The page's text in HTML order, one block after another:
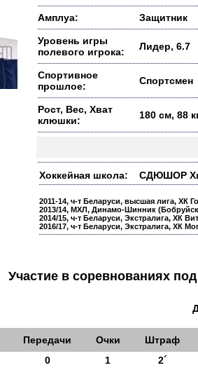
Амплуа: Защитник
Уровень игры
полевого игрока:
Лидер, 6.7
Спортивное
прошлое:
Спортсмен
Рост, Вес, Хват
клюшки:
180 см, 88
Хоккейная школа: СДЮШОР
2011-14, ч-т Беларуси, высшая лига, ХК
2013/14, МХЛ, Динамо-Шинник
2014/15, ч-т Беларуси, Экстралига, ХК
2016/17, ч-т Беларуси, Экстралига, ХК
Участие в соревнованиях
Передачи Очки
Штраф
0 1 2´